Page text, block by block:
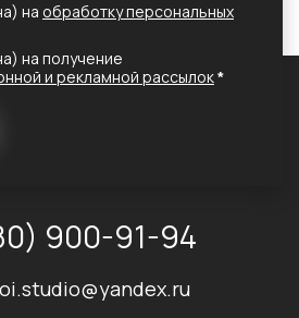
на обработку персональных
на получение
и рекламной рассылок*
900-91-94